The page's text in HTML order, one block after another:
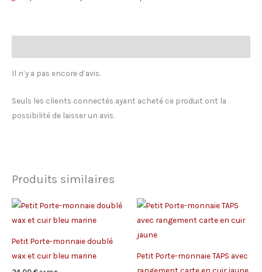
uni
Il n’y a pas encore d’avis.
Seuls les clients connectés ayant acheté ce produit ont la
possibilité de laisser un avis.
Produits similaires
Petit Porte-monnaie doublé
wax et cuir bleu marine
Petit Porte-monnaie TAPS avec